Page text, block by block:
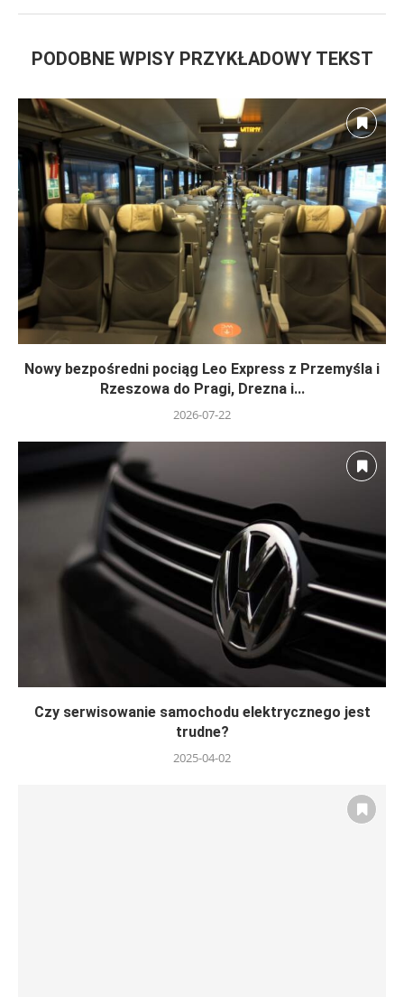
PODOBNE WPISY PRZYKŁADOWY TEKST
Nowy bezpośredni pociąg Leo Express z Przemyśla i
Rzeszowa do Pragi, Drezna i...
2026-07-22
Czy serwisowanie samochodu elektrycznego jest
trudne?
2025-04-02